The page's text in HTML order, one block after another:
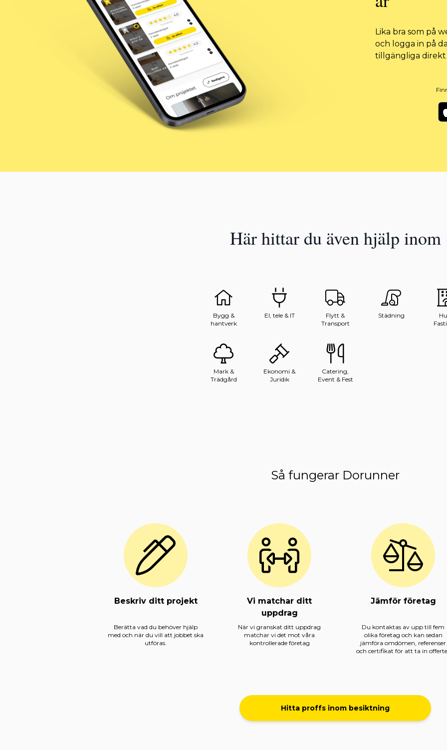
Lika bra som på
och logga in på
tillgängliga
Här hittar du ävenhjälp inom
Bygg &
hantverk
El, tele & IT
Flytt &
Transport
Städning
Mark &
Trädgård
Ekonomi &
Juridik
Catering,
Event & Fest
Så fungerar Dorunner
Beskriv ditt projekt
Berätta vad du behöver hjälp
med och när du vill att jobbet ska
utföras.
Vi matchar ditt
uppdrag
När vi granskat ditt uppdrag
matchar vi det mot våra
kontrollerade företag
Jämför företag
Du kontaktas av upp till fem
olika företag och kan sedan
jämföra omdömen, referenser
och certifikat för att ta in
Hitta proffs inom besiktning